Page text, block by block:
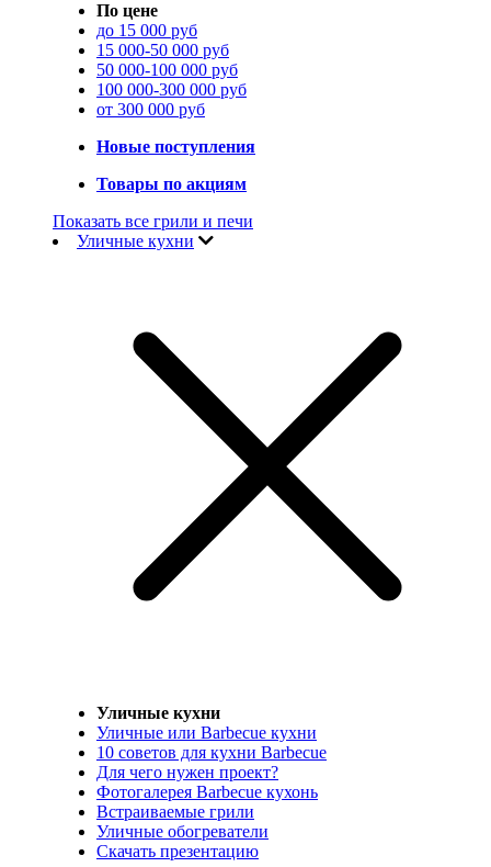
По цене
до 15 000 руб
15 000-50 000 руб
50 000-100 000 руб
100 000-300 000 руб
от 300 000 руб
Новые поступления
Товары по акциям
Показать все грили и печи
Уличные кухни
Уличные кухни
Уличные или Barbecue кухни
10 советов для кухни Barbecue
Для чего нужен проект?
Фотогалерея Barbecue кухонь
Встраиваемые грили
Уличные обогреватели
Скачать презентацию